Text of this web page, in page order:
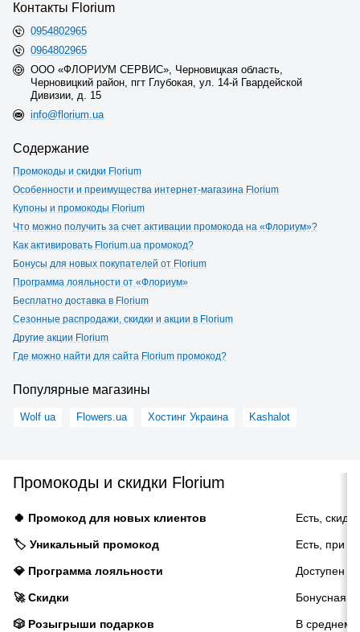
Промокоды и скидки Florium
🍀 Промокод для новых клиентов Есть,
🏷️ Уникальный промокод Есть, при
💎 Программа лояльности Доступен
🚀 Скидки Бонусная
🎲 Розыгрыши подарков В среднем
Контакты Florium
0954802965
0964802965
ООО «ФЛОРИУМ СЕРВИС», Черновицкая область,
Черновицкий район, пгт Глубокая, ул. 14-й Гвардейской
Дивизии, д. 15
info@florium.ua
Содержание
Промокоды и скидки Florium
Особенности и преимущества интернет-магазина Florium
Купоны и промокоды Florium
Что можно получить за счет активации промокода на «Флориум»?
Как активировать Florium.ua промокод?
Бонусы для новых покупателей от Florium
Программа лояльности от «Флориум»
Бесплатно доставка в Florium
Сезонные распродажи, скидки и акции в Florium
Другие акции Florium
Где можно найти для сайта Florium промокод?
Популярные магазины
Wolf ua Flowers.ua Хостинг Украина Kashalot